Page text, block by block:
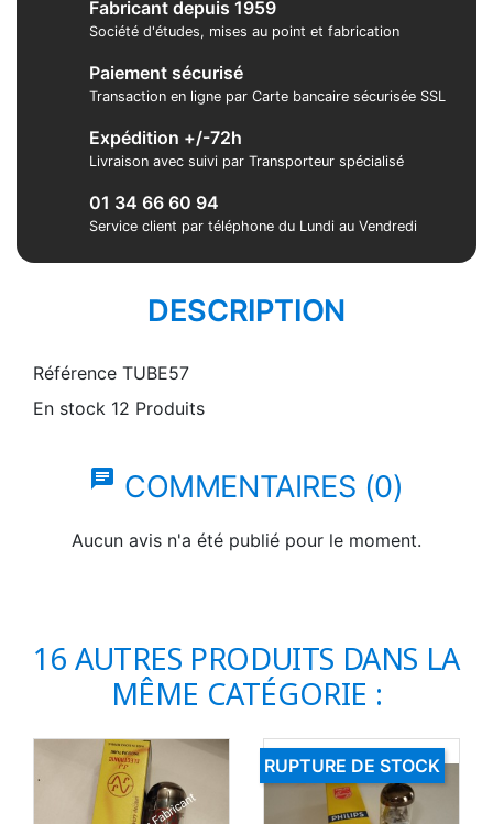
Fabricant depuis 1959
Société d'études, mises au point et fabrication
Paiement sécurisé
Transaction en ligne par Carte bancaire sécurisée SSL
Expédition +/-72h
Livraison avec suivi par Transporteur spécialisé
01 34 66 60 94
Service client par téléphone du Lundi au Vendredi
DESCRIPTION
Référence TUBE57
En stock 12 Produits
chat COMMENTAIRES (0)
Aucun avis n'a été publié pour le moment.
16 AUTRES PRODUITS DANS LA
MÊME CATÉGORIE :
RUPTURE DE STOCK